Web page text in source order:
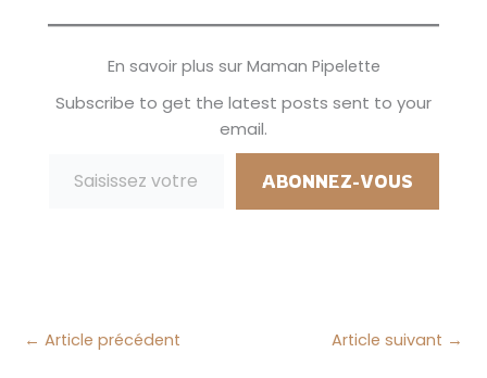
adorent les cheveux
déjà présentes dans
sa classe et oui vous
l'avez deviné il s'agit
En savoir plus sur Maman Pipelette
Subscribe to get the latest posts sent to your
email.
ABONNEZ-VOUS
← Article précédent Article suivant →